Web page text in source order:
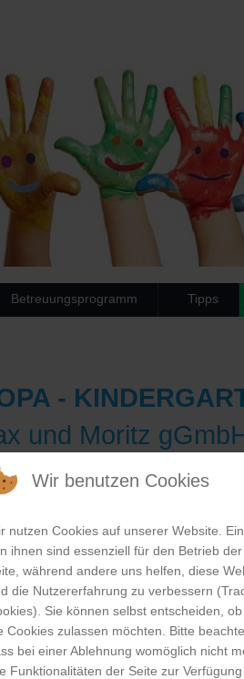
Betreuungsprogramm Tipps
-
und Moritz
Wir benutzen Cookies
nutzen Cookies auf unserer Website.
ihnen sind essenziell für den Betrieb der
während andere uns helfen, diese
die Nutzererfahrung zu verbessern
Sie können selbst entscheiden, ob
Cookies zulassen möchten. Bitte
bei einer Ablehnung womöglich nicht
Funktionalitäten der Seite zur Verfügung